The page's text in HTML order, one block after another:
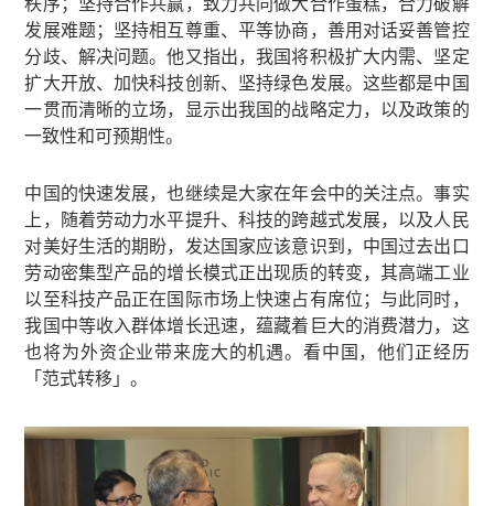
发展难题；坚持相互尊重、平等协商，善用对话妥善管控
分歧、解决问题。他又指出，我国将积极扩大内需、坚定
扩大开放、加快科技创新、坚持绿色发展。这些都是中国
一贯而清晰的立场，显示出我国的战略定力，以及政策的
一致性和可预期性。
中国的快速发展，也继续是大家在年会中的关注点。事实
上，随着劳动力水平提升、科技的跨越式发展，以及人民
对美好生活的期盼，发达国家应该意识到，中国过去出口
劳动密集型产品的增长模式正出现质的转变，其高端工业
以至科技产品正在国际市场上快速占有席位；与此同时，
我国中等收入群体增长迅速，蕴藏着巨大的消费潜力，这
也将为外资企业带来庞大的机遇。看中国，他们正经历
「范式转移」。